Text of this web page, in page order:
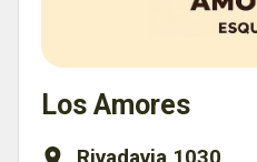
Los Amores